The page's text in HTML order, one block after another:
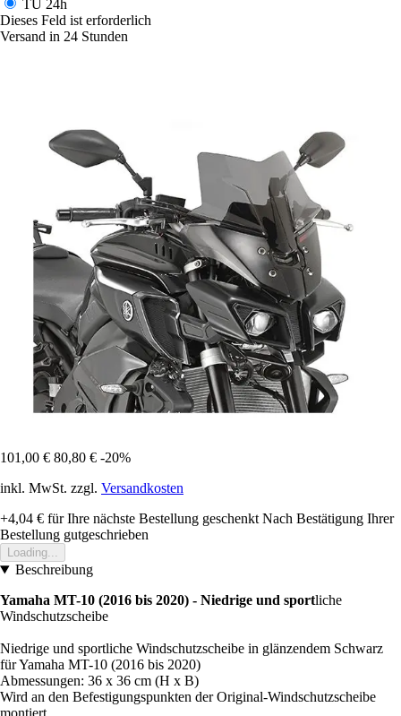
TU 24h
Dieses Feld ist erforderlich
Versand in 24 Stunden
101,00 € 80,80 € -20%
inkl. MwSt. zzgl. Versandkosten
+4,04 € für Ihre nächste Bestellung geschenkt Nach Bestätigung Ihrer
Bestellung gutgeschrieben
Loading...
Beschreibung
Yamaha MT-10 (2016 bis 2020) - Niedrige und sportliche
Windschutzscheibe
Niedrige und sportliche Windschutzscheibe in glänzendem Schwarz
für Yamaha MT-10 (2016 bis 2020)
Abmessungen: 36 x 36 cm (H x B)
Wird an den Befestigungspunkten der Original-Windschutzscheibe